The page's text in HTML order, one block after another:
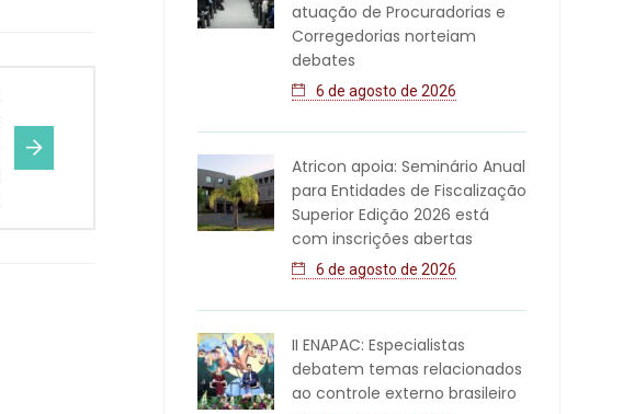
atuação de Procuradorias e
Corregedorias norteiam
debates
6 de agosto de 2026
Atricon apoia: Seminário Anual
para Entidades de Fiscalização
Superior Edição 2026 está
com inscrições abertas
6 de agosto de 2026
II ENAPAC: Especialistas
debatem temas relacionados
ao controle externo brasileiro